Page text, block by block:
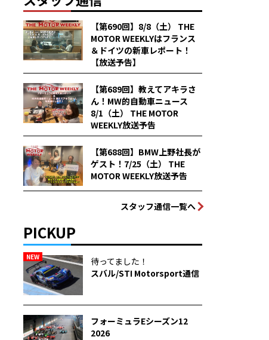
【第690回】8/8（土） THE
MOTOR WEEKLYはフランス
＆ドイツの新車レポート！
【放送予告】
【第689回】教えてアキラさ
ん！MW的自動車ニュース
8/1（土） THE MOTOR
WEEKLY放送予告
【第688回】BMW上野社長が
ゲスト！7/25（土） THE
MOTOR WEEKLY放送予告
スタッフ通信一覧へ
PICKUP
NEW
待ってました！
スバル/STI Motorsport通信
フォーミュラEシーズン12
2026